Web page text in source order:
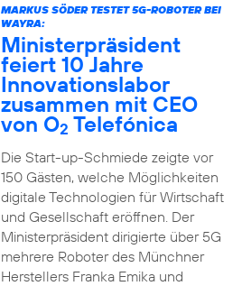
MARKUS SÖDER TESTET 5G-ROBOTER BEI
WAYRA:
Ministerpräsident
feiert 10 Jahre
Innovationslabor
zusammen mit CEO
von O2 Telefónica
Die Start-up-Schmiede zeigte vor
150 Gästen, welche Möglichkeiten
digitale Technologien für Wirtschaft
und Gesellschaft eröffnen. Der
Ministerpräsident dirigierte über 5G
mehrere Roboter des Münchner
Herstellers Franka Emika und